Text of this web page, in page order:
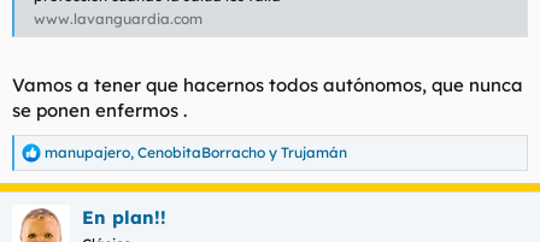
www.lavanguardia.com
Vamos a tener que hacernos todos autónomos, que nunca
se ponen enfermos .
R
e
a
c
c
manupajero, CenobitaBorracho y Trujamán
En plan!!